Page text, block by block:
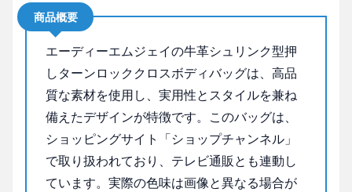
商品概要
エーディーエムジェイの牛革シュリンク型押
しターンロッククロスボディバッグは、高品
質な素材を使用し、実用性とスタイルを兼ね
備えたデザインが特徴です。このバッグは、
ショッピングサイト「ショップチャンネル」
で取り扱われており、テレビ通販とも連動し
ています。実際の色味は画像と異なる場合が